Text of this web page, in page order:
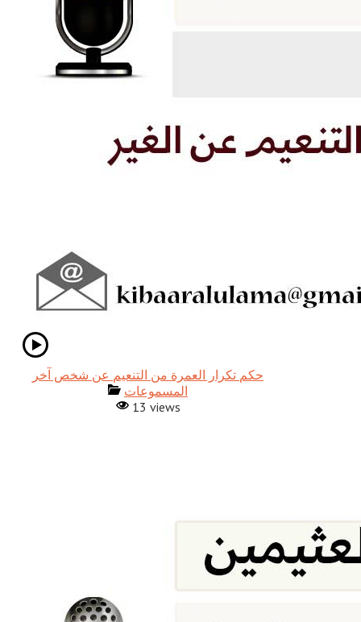
حكم تكرار العمرة من التنعيم عن شخص آخر
المسموعات
13 views